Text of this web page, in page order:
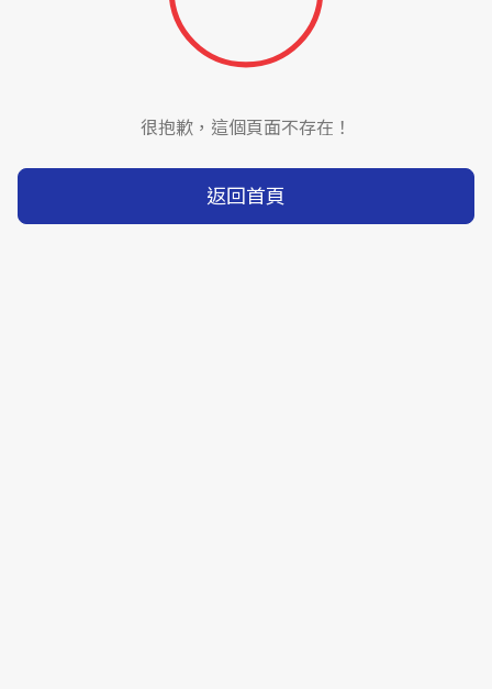
很抱歉，這個頁面不存在！
返回首頁